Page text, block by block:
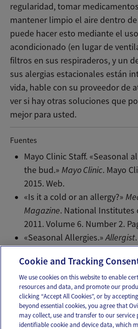
regularidad, tomar
mantener limpio el aire dentro de
puede hacer esto mediante el
acondicionado (en lugar de
filtros en sus respiraderos, y un
sus alergias estacionales están
vida, hable con su proveedor de
ver si hay otras soluciones que
mejor para usted.
Fuentes
Mayo Clinic Staff. «Seasonal
the bud.»Mayo Clinic. Mayo
2015. Web.
«Is it a cold or an allergy?»
Magazine. National Institutes
2011. Volume 6. Number 2.
«Seasonal Allergies.»Allergist
Email Text
Cookie and Tracking
We use cookies on this website to enable
resources and data, and promote our
clicking “Accept All Cookies”, or by
beyond essential cookies, you agree that
may collect, use and transfer to our service
identifiable cookie and device data, which